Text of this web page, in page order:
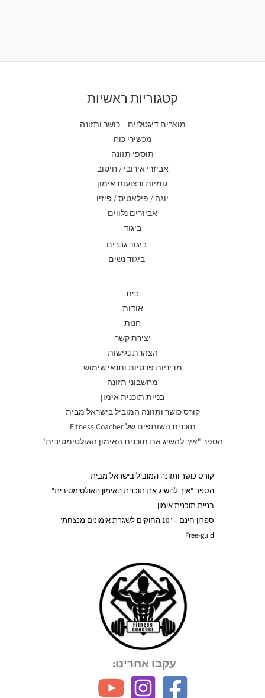
קטגוריות ראשיות
מוצרים דיגטליים – כושר ותזונה
מכשירי כוח
תוספי תזונה
אביזרי אירובי / חיטוב
גומיות ורצועות אימון
יוגה / פילאטיס / פיזיו
אביזרים נלווים
ביגוד
ביגוד גברים
ביגוד נשים
בית
אודות
חנות
יצירת קשר
הצהרת נגישות
מדיניות פרטיות ותנאי שימוש
מחשבוני תזונה
בניית תוכנית אימון
קורס כושר ותזונה המוביל בישראל מבית
תוכנית השותפים של Fitness Coacher
הספר "איך להשיג את תוכנית האימון האולטימטיבית"
קורס כושר ותזונה המוביל בישראל מבית
הספר "איך להשיג את תוכנית האימון האולטימטיבית"
בניית תוכנית אימון
ספרון חינם – "10 החוקים לשגרת אימונים מנצחת"
Free-guid
עקבו אחרינו: